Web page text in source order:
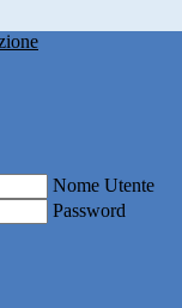
Nome Utente
Password